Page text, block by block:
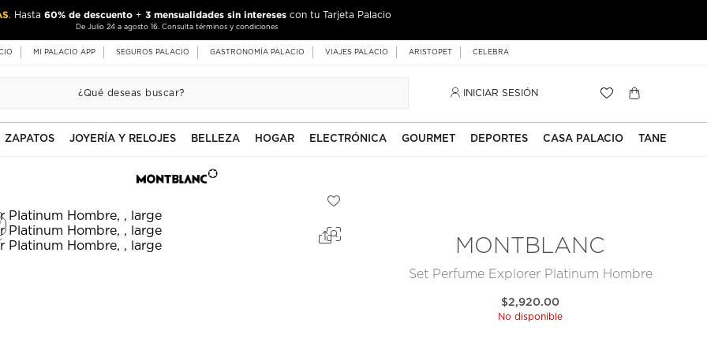
. Hasta 60% de descuento + 3 mensualidades sin intereses con tu Tarjeta Palacio
De Julio 24 a agosto 16. Consulta términos y condiciones
MI PALACIO APP SEGUROS PALACIO GASTRONOMÍA PALACIO VIAJES PALACIO ARISTOPET CELEBRA
INICIAR SESIÓN
ZAPATOS JOYERÍA Y RELOJES BELLEZA HOGAR ELECTRÓNICA GOURMET DEPORTES CASA PALACIO TANE
MONTBLANC
Set Perfume Explorer Platinum Hombre
$2,920.00
No disponible